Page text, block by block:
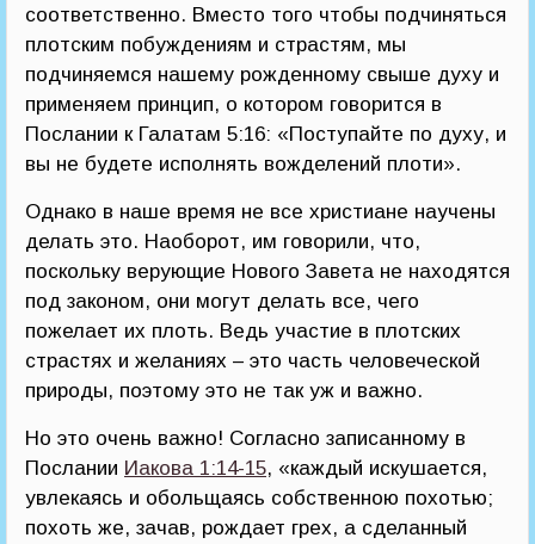
соответственно. Вместо того чтобы подчиняться
плотским побуждениям и страстям, мы
подчиняемся нашему рожденному свыше духу и
применяем принцип, о котором говорится в
Послании к Галатам 5:16: «Поступайте по духу, и
вы не будете исполнять вожделений плоти».
Однако в наше время не все христиане научены
делать это. Наоборот, им говорили, что,
поскольку верующие Нового Завета не находятся
под законом, они могут делать все, чего
пожелает их плоть. Ведь участие в плотских
страстях и желаниях – это часть человеческой
природы, поэтому это не так уж и важно.
Но это очень важно! Согласно записанному в
Послании Иакова 1:14-15, «каждый искушается,
увлекаясь и обольщаясь собственною похотью;
похоть же, зачав, рождает грех, а сделанный